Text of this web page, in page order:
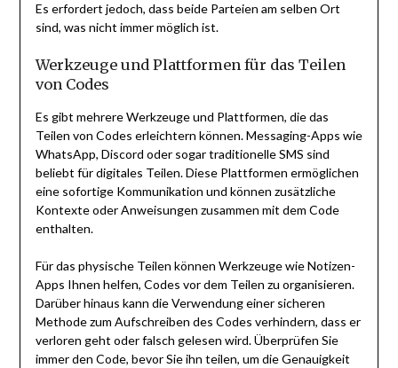
Es erfordert jedoch, dass beide Parteien am selben Ort
sind, was nicht immer möglich ist.
Werkzeuge und Plattformen für das Teilen
von Codes
Es gibt mehrere Werkzeuge und Plattformen, die das
Teilen von Codes erleichtern können. Messaging-Apps wie
WhatsApp, Discord oder sogar traditionelle SMS sind
beliebt für digitales Teilen. Diese Plattformen ermöglichen
eine sofortige Kommunikation und können zusätzliche
Kontexte oder Anweisungen zusammen mit dem Code
enthalten.
Für das physische Teilen können Werkzeuge wie Notizen-
Apps Ihnen helfen, Codes vor dem Teilen zu organisieren.
Darüber hinaus kann die Verwendung einer sicheren
Methode zum Aufschreiben des Codes verhindern, dass er
verloren geht oder falsch gelesen wird. Überprüfen Sie
immer den Code, bevor Sie ihn teilen, um die Genauigkeit